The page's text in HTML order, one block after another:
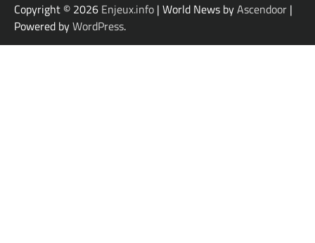
Copyright © 2026 Enjeux.info | World News byAscendoor |
Powered byWordPress.